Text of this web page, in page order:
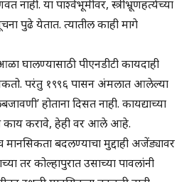
या पार्श्वभूमीवर, स्त्रीभ्रूणहत्येच्या
पुढे येतात. त्यातील काही मागे
घालण्यासाठी पीएनडीटी कायदाही
परंतु १९९६ पासन अंमलात आलेल्या
होताना दिसत नाही. कायद्याच्या
काय करावे, हेही वर आले आहे.
मानसिकता बदलण्याचा मुद्दाही अजेंड्यावर
तर कोल्हापुरात उसाच्या पावलांनी